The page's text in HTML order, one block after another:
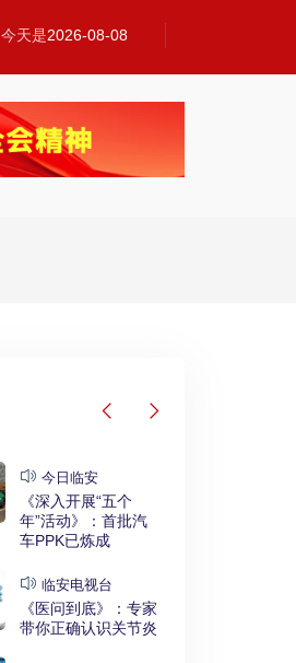
今天是2026-08-08
今日临安
《深入开展“五个
年”活动》：首批汽
车PPK已炼成
临安电视台
《医问到底》：专家
带你正确认识关节炎